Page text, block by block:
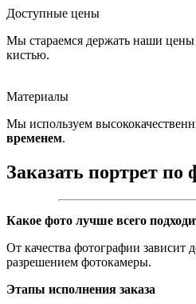
Доступные цены
Мы стараемся держать наши
кистью.
Материалы
Мы используем
временем.
Заказать портрет
Какое фото лучше всего
От качества фотографии зависит
разрешением фотокамеры.
Этапы исполнения заказа